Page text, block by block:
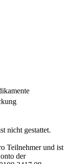
nicht gestattet.
Teilnehmer und ist
der